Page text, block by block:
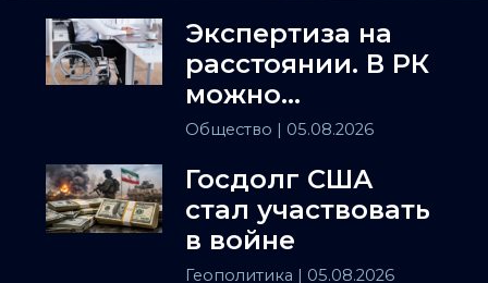
Экспертиза на
расстоянии. В РК
можно
установить
заочно
Общество | 05.08.2026
Госдолг США
стал участвовать
в войне
Геополитика | 05.08.2026